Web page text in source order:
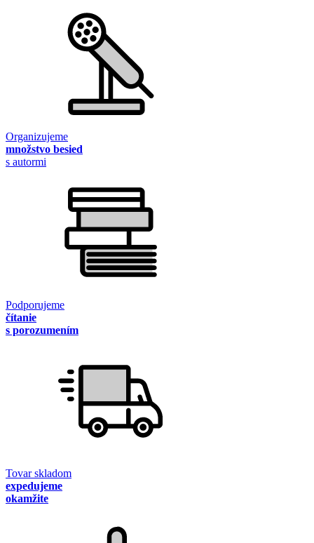
Organizujeme
množstvo besied
s autormi
Podporujeme
čítanie
s porozumením
Tovar skladom
expedujeme
okamžite